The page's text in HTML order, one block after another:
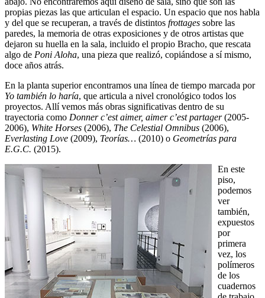
propias piezas las que articulan el espacio. Un espacio que nos habla
y del que se recuperan, a través de distintos frottages sobre las
paredes, la memoria de otras exposiciones y de otros artistas que
dejaron su huella en la sala, incluido el propio Bracho, que rescata
algo de Poni Aloha, una pieza que realizó, copiándose a sí mismo,
doce años atrás.
En la planta superior encontramos una línea de tiempo marcada por
Yo también lo haría, que articula a nivel cronológico todos los
proyectos. Allí vemos más obras significativas dentro de su
trayectoria como Donner c’est aimer, aimer c’est partager(2005-
2006), White Horses (2006), The Celestial Omnibus (2006),
Everlasting Love (2009), Teorías… (2010) o Geometrías para
E.G.C. (2015).
En este
piso,
podemos
ver
también,
expuestos
por
primera
vez, los
polímeros
de los
cuadernos